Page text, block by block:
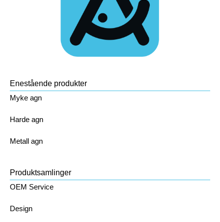
Enestående produkter
Myke agn
Harde agn
Metall agn
Produktsamlinger
OEM Service
Design